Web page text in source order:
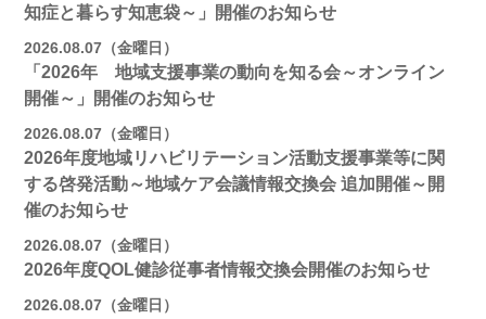
知症と暮らす知恵袋～」開催のお知らせ
2026.08.07（金曜日）
「2026年 地域支援事業の動向を知る会～オンライン
開催～」開催のお知らせ
2026.08.07（金曜日）
2026年度地域リハビリテーション活動支援事業等に関
する啓発活動～地域ケア会議情報交換会 追加開催～開
催のお知らせ
2026.08.07（金曜日）
2026年度QOL健診従事者情報交換会開催のお知らせ
2026.08.07（金曜日）